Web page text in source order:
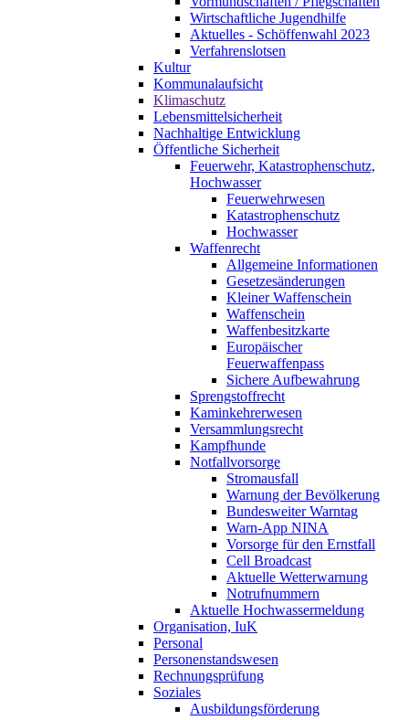
Wirtschaftliche Jugendhilfe
Aktuelles - Schöffenwahl 2023
Verfahrenslotsen
Kultur
Kommunalaufsicht
Klimaschutz
Lebensmittelsicherheit
Nachhaltige Entwicklung
Öffentliche Sicherheit
Feuerwehr, Katastrophenschutz,
Hochwasser
Feuerwehrwesen
Katastrophenschutz
Hochwasser
Waffenrecht
Allgemeine Informationen
Gesetzesänderungen
Kleiner Waffenschein
Waffenschein
Waffenbesitzkarte
Europäischer
Feuerwaffenpass
Sichere Aufbewahrung
Sprengstoffrecht
Kaminkehrerwesen
Versammlungsrecht
Kampfhunde
Notfallvorsorge
Stromausfall
Warnung der Bevölkerung
Bundesweiter Warntag
Warn-App NINA
Vorsorge für den Ernstfall
Cell Broadcast
Aktuelle Wetterwarnung
Notrufnummern
Aktuelle Hochwassermeldung
Organisation, IuK
Personal
Personenstandswesen
Rechnungsprüfung
Soziales
Ausbildungsförderung